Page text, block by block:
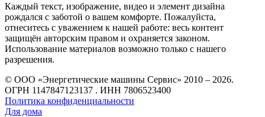
Каждый текст, изображение, видео и элемент дизайна
рождался с заботой о вашем комфорте. Пожалуйста,
отнеситесь с уважением к нашей работе: весь контент
защищён авторским правом и охраняется законом.
Использование материалов возможно только с нашего
разрешения.
© ООО «Энергетические машины Сервис» 2010 – 2026.
ОГРН 1147847123137 . ИНН 7806523400
Политика конфиденциальности
Для дома